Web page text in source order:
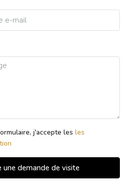
j'accepte les les
une demande de visite